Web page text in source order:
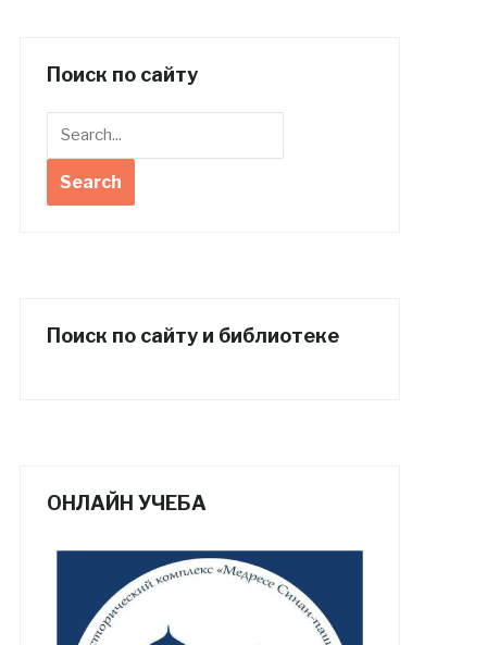
Поиск по сайту
Поиск по сайту и библиотеке
ОНЛАЙН УЧЕБА